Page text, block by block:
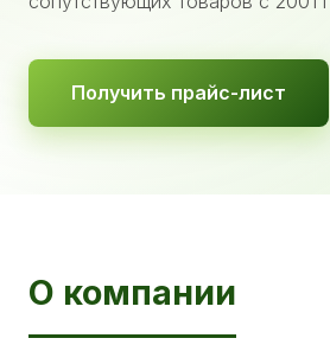
Получить прайс-лист
О компании